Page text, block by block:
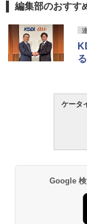
編集部のおすす
ケータ
Google 検